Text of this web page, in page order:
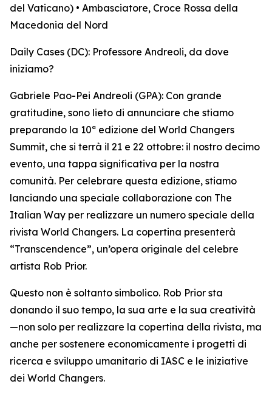
del Vaticano) • Ambasciatore, Croce Rossa della
Macedonia del Nord
Daily Cases (DC): Professore Andreoli, da dove
iniziamo?
Gabriele Pao-Pei Andreoli (GPA): Con grande
gratitudine, sono lieto di annunciare che stiamo
preparando la 10ª edizione del World Changers
Summit, che si terrà il 21 e 22 ottobre: il nostro decimo
evento, una tappa significativa per la nostra
comunità. Per celebrare questa edizione, stiamo
lanciando una speciale collaborazione con The
Italian Way per realizzare un numero speciale della
rivista World Changers. La copertina presenterà
“Transcendence”, un’opera originale del celebre
artista Rob Prior.
Questo non è soltanto simbolico. Rob Prior sta
donando il suo tempo, la sua arte e la sua creatività
—non solo per realizzare la copertina della rivista, ma
anche per sostenere economicamente i progetti di
ricerca e sviluppo umanitario di IASC e le iniziative
dei World Changers.